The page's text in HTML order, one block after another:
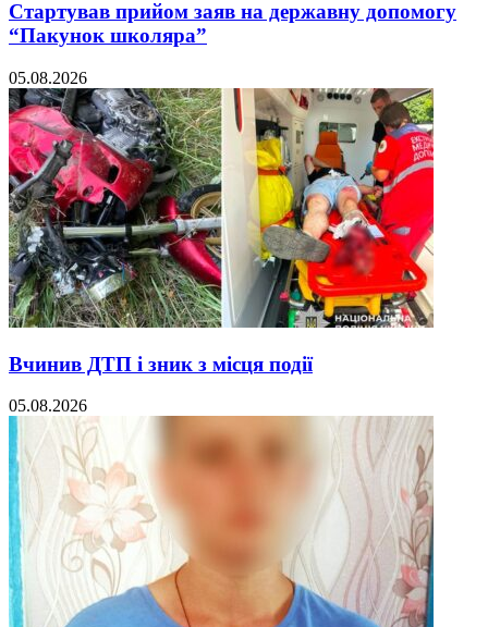
Стартував прийом заяв на державну допомогу
“Пакунок школяра”
05.08.2026
Вчинив ДТП і зник з місця події
05.08.2026